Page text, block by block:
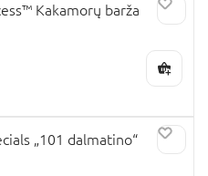
Kakamorų barža
„101 dalmatino“